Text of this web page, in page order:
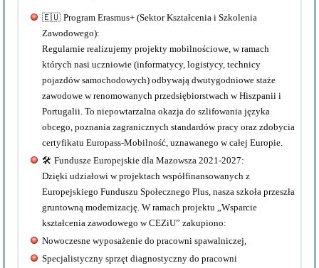
🇪🇺Program Erasmus+ (Sektor Kształcenia i Szkolenia
Zawodowego):
Regularnie realizujemy projekty mobilnościowe, w ramach
których nasi uczniowie (informatycy, logistycy, technicy
pojazdów samochodowych) odbywajądwutygodniowe staże
zawodowe w renomowanych przedsiębiorstwach w Hiszpanii i
Portugalii. To niepowtarzalna okazja do szlifowania języka
obcego, poznania zagranicznych standardów pracy oraz zdobycia
certyfikatuEuropass-Mobilność, uznawanego w całej Europie.
🛠️Fundusze Europejskie dla Mazowsza 2021-2027:
Dzięki udziałowi w projektach współfinansowanych z
Europejskiego Funduszu Społecznego Plus, nasza szkoła przeszła
gruntowną modernizację. W ramach projektu „Wsparcie
kształcenia zawodowego w CEZiU” zakupiono:
Nowoczesne wyposażenie dopracowni spawalniczej,
Specjalistyczny sprzęt diagnostyczny dopracowni